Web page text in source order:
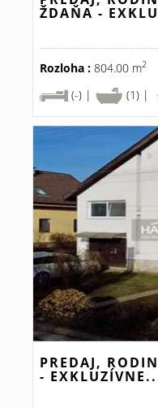
ŽDAŇA -
Rozloha : 804.00 m2
(-) |
(1) |
PREDAJ,
-